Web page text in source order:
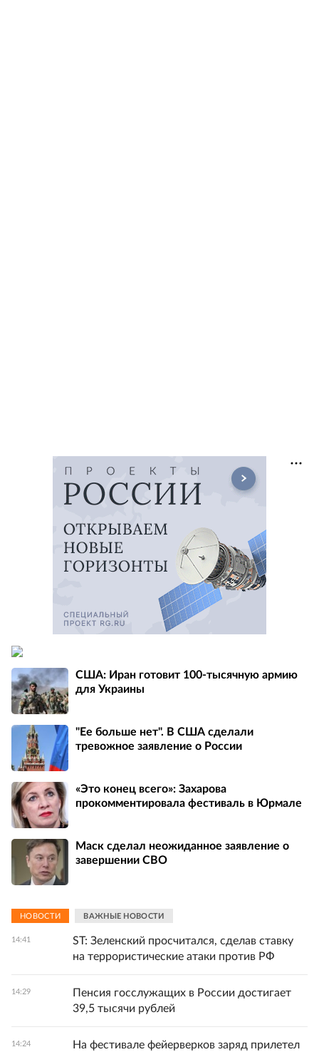
США: Иран готовит 100-тысячную армию
для Украины
"Ее больше нет". В США сделали
тревожное заявление о России
«Это конец всего»: Захарова
прокомментировала фестиваль в Юрмале
Маск сделал неожиданное заявление о
завершении СВО
НОВОСТИ ВАЖНЫЕ НОВОСТИ
14:41
ST: Зеленский просчитался, сделав ставку
на террористические атаки против РФ
14:29
Пенсия госслужащих в России достигает
39,5 тысячи рублей
14:24
На фестивале фейерверков заряд прилетел